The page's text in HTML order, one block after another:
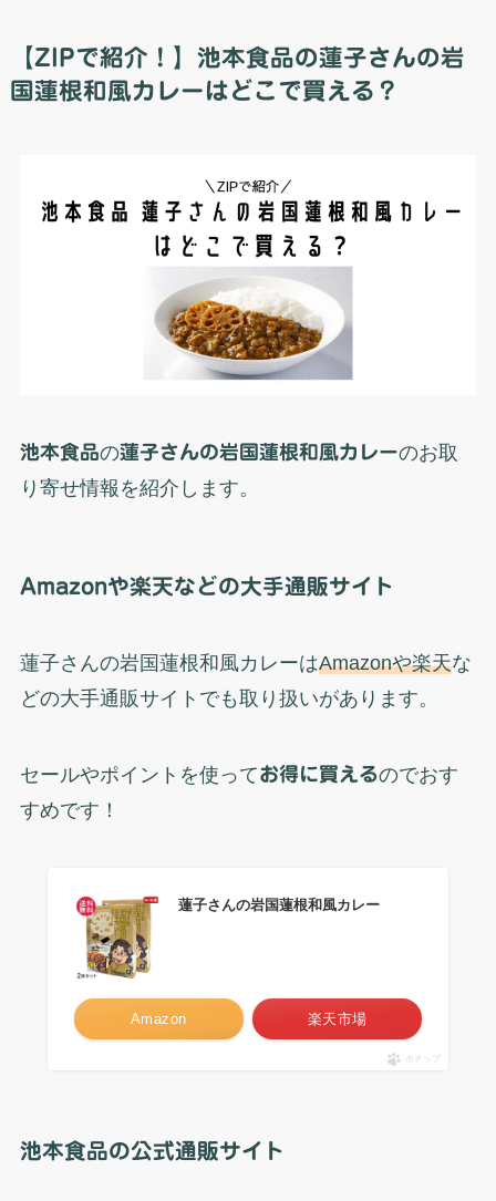
【ZIPで紹介！】池本食品の蓮子さんの岩
国蓮根和風カレーはどこで買える？
池本食品の蓮子さんの岩国蓮根和風カレーのお取
り寄せ情報を紹介します。
Amazonや楽天などの大手通販サイト
蓮子さんの岩国蓮根和風カレーはAmazonや楽天な
どの大手通販サイトでも取り扱いがあります。
セールやポイントを使ってお得に買えるのでおす
すめです！
蓮子さんの岩国蓮根和風カレー
Amazon 楽天市場
ポチップ
池本食品の公式通販サイト